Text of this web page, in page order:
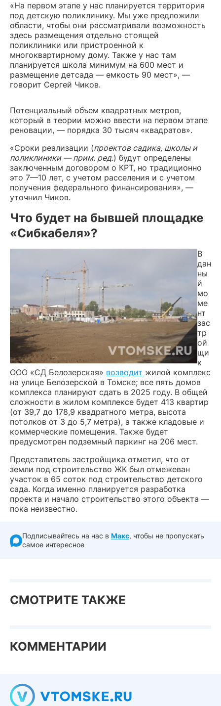
«На первом этапе у нас планируется территория
под детскую поликлинику. Мы уже предложили
области, чтобы они рассматривали возможность
здесь размещения отдельно стоящей
поликлиники или пристроенной к
многоквартирному дому. Также у нас там
планируется школа минимум на 600 мест и
размещение детсада — емкость 90 мест», —
говорит Сергей Чиков.
Потенциальный объем квадратных метров,
который в теории можно ввести на первом этапе
реновации, — порядка 30 тысяч «квадратов».
«Сроки реализации (проектов садика, школы и
поликлиники — прим. ред.) будут определены
заключенным договором о КРТ, но традиционно
это 7—10 лет, с учетом расселения и с учетом
получения федерального финансирования», —
уточнил Чиков.
Что будет на бывшей площадке
«Сибкабеля»?
В
дан
ны
й
мо
ме
нт
зас
тр
ой
щи
к
ООО «СД Белозерская» возводит жилой комплекс
на улице Белозерской в Томске; все пять домов
комплекса планируют сдать в 2025 году. В общей
сложности в жилом комплексе будет 413 квартир
(от 39,7 до 178,9 квадратного метра, высота
потолков от 3 до 5,7 метра), а также кладовые и
коммерческие помещения. Также будет
предусмотрен подземный паркинг на 206 мест.
Представитель застройщика отметил, что от
земли под строительство ЖК был отмежеван
участок в 65 соток под строительство детского
сада. Когда именно планируется разработка
проекта и начало строительство этого объекта —
пока неизвестно.
Подписывайтесь на нас в Макс, чтобы не пропускать
самое интересное
СМОТРИТЕ ТАКЖЕ
КОММЕНТАРИИ